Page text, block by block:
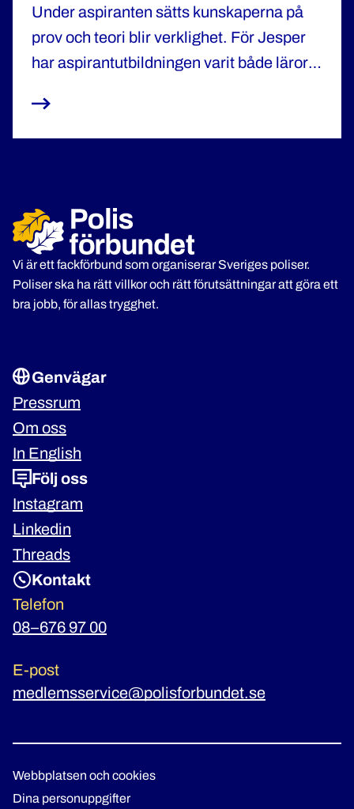
Under aspiranten sätts kunskaperna på
prov och teori blir verklighet. För Jesper
har aspirantutbildningen varit både lärorik
som väntar", säger han.
Vi är ett fackförbund som organiserar Sveriges poliser.
Poliser ska ha rätt villkor och rätt förutsättningar att göra ett
bra jobb, för allas trygghet.
Genvägar
Pressrum
Om oss
In English
Följ oss
Instagram
Linkedin
Threads
Kontakt
Telefon
08–676 97 00
E-post
medlemsservice@polisforbundet.se
Webbplatsen och cookies
Dina personuppgifter